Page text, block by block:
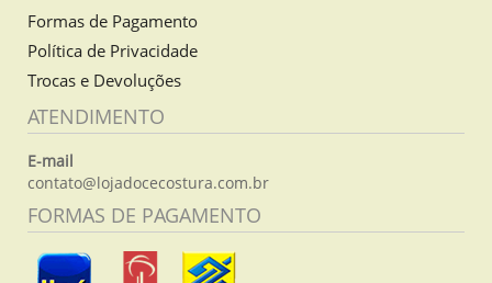
Formas de Pagamento
Política de Privacidade
Trocas e Devoluções
ATENDIMENTO
E-mail
contato@lojadocecostura.com.br
FORMAS DE PAGAMENTO